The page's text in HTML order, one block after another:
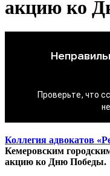
акцию ко
Коллегия адвокатов
Кемеровским
акцию ко Дню Победы.